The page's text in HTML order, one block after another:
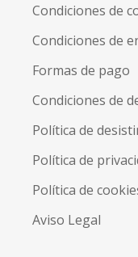
Condiciones de
Condiciones de
Formas de pago
Condiciones de
Política de
Política de
Política de
Aviso Legal